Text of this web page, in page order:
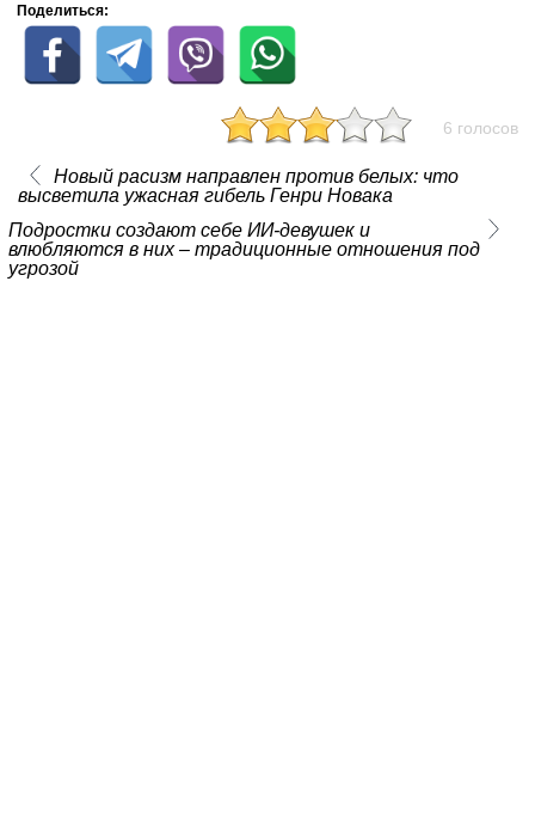
Поделиться:
6 голосов
Новый расизм направлен против белых: что
высветила ужасная гибель Генри Новака
Подростки создают себе ИИ-девушек и
влюбляются в них – традиционные отношения под
угрозой